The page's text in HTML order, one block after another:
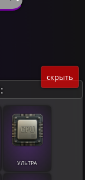
скрыть
УЛЬТРА